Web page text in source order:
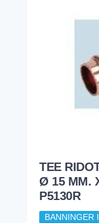
TEE
Ø 15 MM.
P5130R
BANNINGER